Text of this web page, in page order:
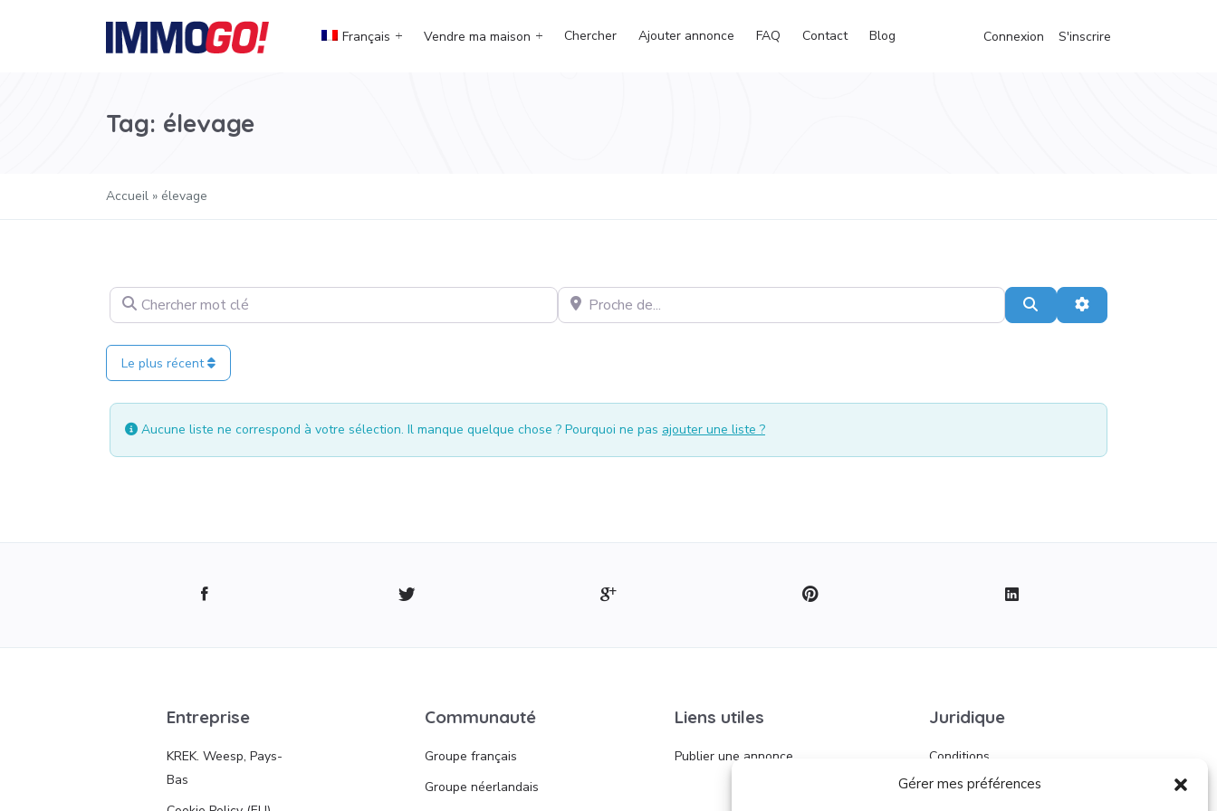
Gérer mes préférences
Français Vendre ma maison Chercher Ajouter annonce FAQ Contact Blog Connexion S'inscrire
Tag: élevage
Accueil » élevage
Chercher mot clé Proche de... RechercheAdvanced Filters
Le plus récent
Aucune liste ne correspond à votre sélection. Il manque quelque chose ? Pourquoi ne pas ajouter une liste ?
Entreprise
KREK. Weesp, Pays-
Bas
Communauté
Groupe français
Groupe néerlandais
Liens utiles
Publier une annonce
Juridique
Conditions
d’utilisation